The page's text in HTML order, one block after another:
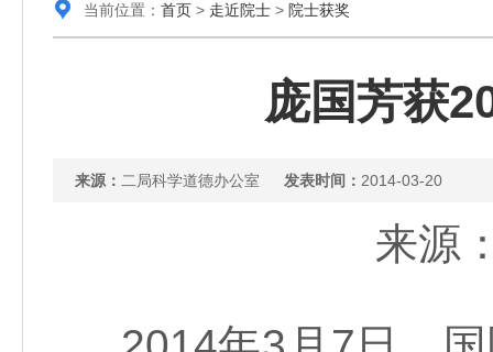
当前位置： 首页> 走近院士> 院士获奖
庞国芳获
来源： 二局科学道德办公室 发表时间： 2014-03-20
来源